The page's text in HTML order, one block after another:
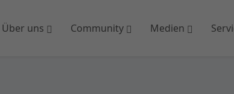
Über uns Community Medien